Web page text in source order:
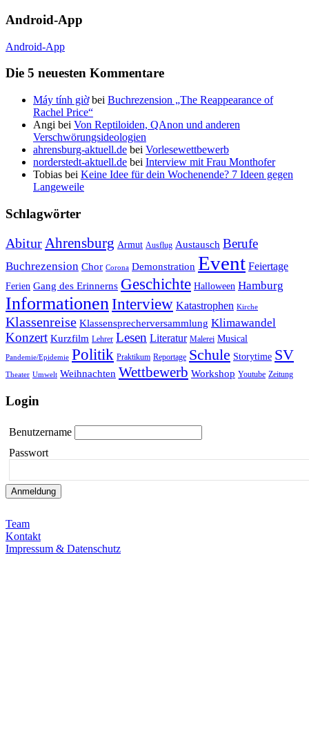
Android-App
Android-App
Die 5 neuesten Kommentare
Máy tính giờbei Buchrezension „The Reappearance of
Rachel Price“
Angi bei Von Reptiloiden, QAnon und anderen
Verschwörungsideologien
ahrensburg-aktuell.de bei Vorlesewettbewerb
norderstedt-aktuell.de bei Interview mit Frau Monthofer
Tobias bei Keine Idee für dein Wochenende? 7 Ideen gegen
Langeweile
Schlagwörter
Abitur Ahrensburg Armut Ausflug Austausch Berufe
Buchrezension Chor Corona Demonstration Event Feiertage
Ferien Gang des Erinnerns Geschichte Halloween Hamburg
Informationen Interview Katastrophen Kirche
Klassenreise Klassensprecherversammlung Klimawandel
Konzert Kurzfilm Lehrer Lesen Literatur Malerei Musical
Pandemie/Epidemie Politik Praktikum Reportage Schule Storytime SV
Theater Umwelt Weihnachten Wettbewerb Workshop Youtube Zeitung
Login
Benutzername
Passwort
Team
Kontakt
Impressum & Datenschutz